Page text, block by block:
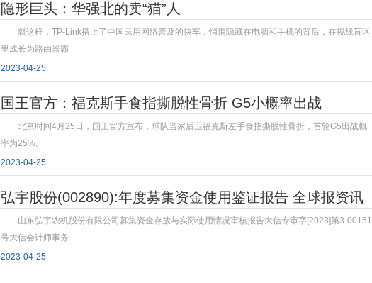
隐形巨头：华强北的卖“猫”人
就这样，TP-Link搭上了中国民用网络普及的快车，悄悄隐藏在电脑和手机的背后，在视线盲区
里成长为路由器霸
2023-04-25
国王官方：福克斯手食指撕脱性骨折 G5小概率出战
北京时间4月25日，国王官方宣布，球队当家后卫福克斯左手食指撕脱性骨折，首轮G5出战概
率为25%。
2023-04-25
弘宇股份(002890):年度募集资金使用鉴证报告 全球报资讯
山东弘宇农机股份有限公司募集资金存放与实际使用情况审核报告大信专审字[2023]第3-00151
号大信会计师事务
2023-04-25